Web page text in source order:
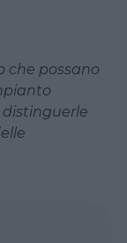
che possano
distinguerle